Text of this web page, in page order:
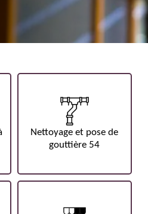
Nettoyage et pose de
gouttière 54